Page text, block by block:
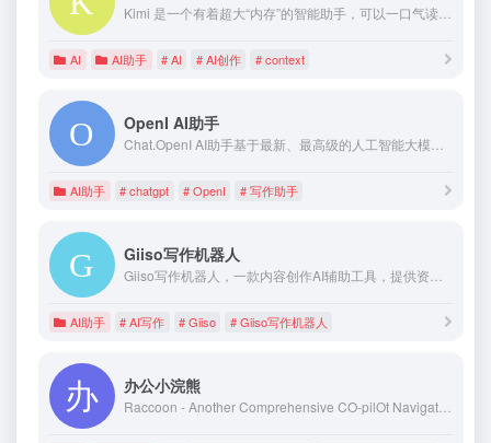
Kimi 是一个有着超大“内存”的智能助手，可以一口气读完二十万字的小说，还会上网冲浪，快来跟他聊聊吧 | Kimi.ai - Moonshot AI 出品的智能助手
AI AI助手 # AI # AI创作 # context
OpenI AI助手
Chat.OpenI AI助手基于最新、最高级的人工智能大模型，让你轻松用上最先进的AI能力。生成式AI技术可以帮助你在文案创作、知识问答、聊天绘画等方面节约大量的时间，且生成的内容已非常接近人类语言，甚至超过了很多普通人创作的内容。
AI助手 # chatgpt # OpenI # 写作助手
Giiso写作机器人
Giiso写作机器人，一款内容创作AI辅助工具，提供资讯写作、小红书文案、短视频脚本、PPT创作、文生图等类型创作，具备智能写作、敏感词检测、智能推荐素材、稿件改写、稿件查重、稿件纠错等功能，是自媒体、新媒体写作的好帮手。
AI助手 # AI写作 # Giiso # Giiso写作机器人
办公小浣熊
Raccoon - Another Comprehensive CO-pilOt Navigator ｜ Raccoon是基于商汤自研大语言模型的智能助手，包含代码助手、办公助手，满足用户代码编写、数据分析、编程学习等各类需求。